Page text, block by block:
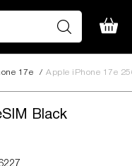
17e / Apple iPhone 17e
Black
місяць: